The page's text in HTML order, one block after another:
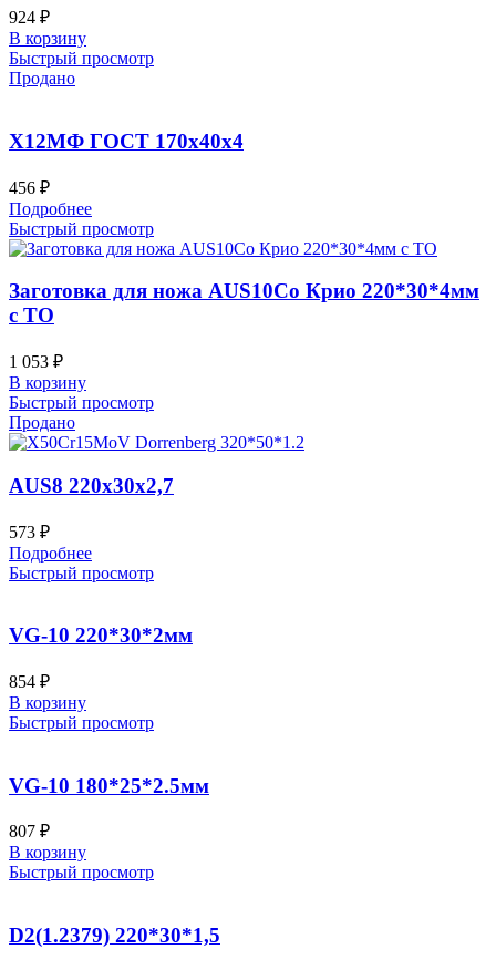
924 ₽
В корзину
Быстрый просмотр
Продано
Х12МФ ГОСТ 170х40х4
456 ₽
Подробнее
Быстрый просмотр
Заготовка для ножа AUS10Co Крио 220*30*4мм
с ТО
1 053 ₽
В корзину
Быстрый просмотр
Продано
AUS8 220x30x2,7
573 ₽
Подробнее
Быстрый просмотр
VG-10 220*30*2мм
854 ₽
В корзину
Быстрый просмотр
VG-10 180*25*2.5мм
807 ₽
В корзину
Быстрый просмотр
D2(1.2379) 220*30*1,5